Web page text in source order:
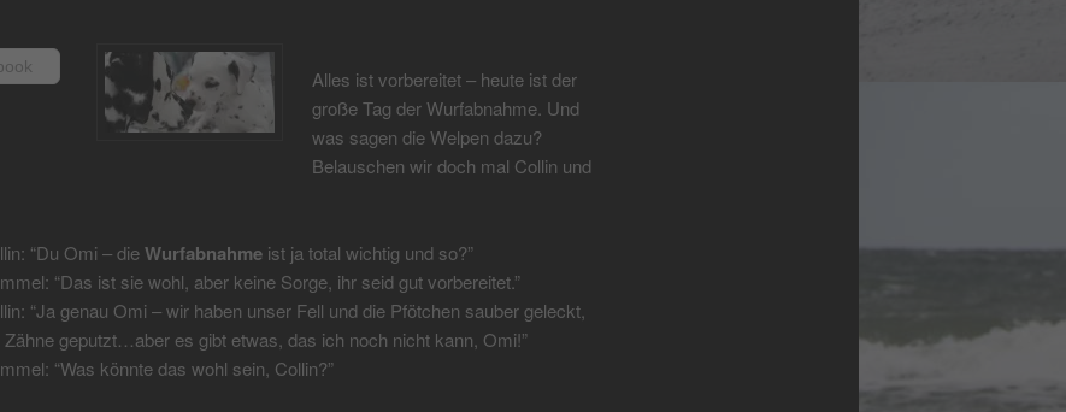
Alles ist vorbereitet – heute ist der
große Tag der Wurfabnahme. Und
was sagen die Welpen dazu?
Belauschen wir doch mal Collin und
“Du Omi – dieWurfabnahmeist ja total wichtig und so?”
“Das ist sie wohl, aber keine Sorge, ihr seid gut vorbereitet.”
“Ja genau Omi – wir haben unser Fell und die Pfötchen sauber geleckt,
Zähne geputzt…aber es gibt etwas, das ich noch nicht kann, Omi!”
“Was könnte das wohl sein, Collin?”